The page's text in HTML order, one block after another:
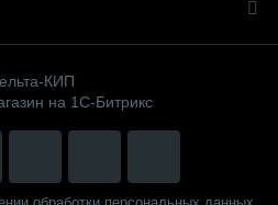
КИП
на 1С-Битрикс